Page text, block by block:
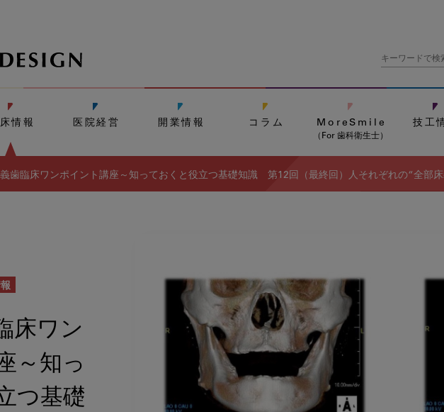
情報 医院経営 開業情報 コラム MoreSmile
（For 歯科衛生士）
技工
歯臨床ワンポイント講座～知っておくと役立つ基礎知識 第12回（最終回）人それぞれの“全部
床ワン
～知っ
つ基礎